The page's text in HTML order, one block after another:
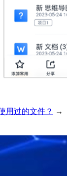
用过的文件？
→